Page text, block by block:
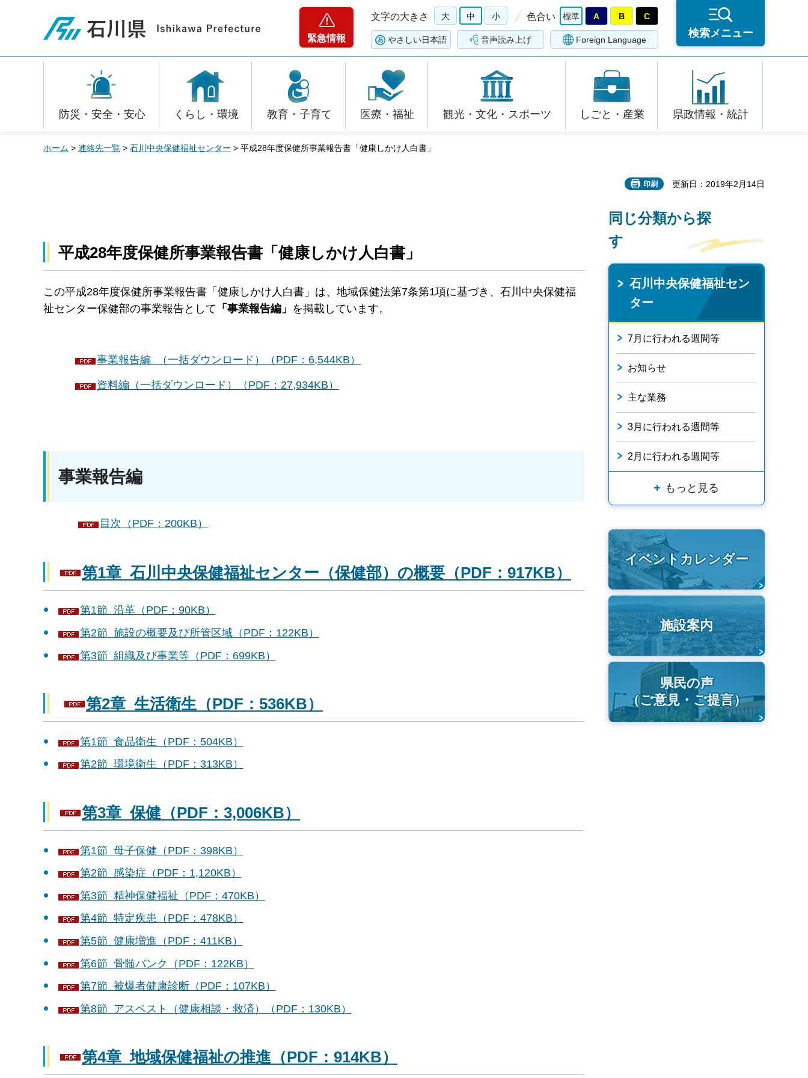
石川県
緊急情報
文字の大きさ 大 中 小 色合い 標準 A B C
やさしい日本語 音声読み上げ Foreign Language
検索メニュー
防災・安全・安心 くらし・環境 教育・子育て 医療・福祉 観光・文化・スポーツ しごと・産業 県政情報・統計
ホーム > 連絡先一覧 > 石川中央保健福祉センター > 平成28年度保健所事業報告書「健康しかけ人白書」
印刷 更新日：2019年2月14日
平成28年度保健所事業報告書「健康しかけ人白書」
この平成28年度保健所事業報告書「健康しかけ人白書」は、地域保健法第7条第1項に基づき、石川中央保健福
祉センター保健部の事業報告として 「事業報告編」 を掲載しています。
事業報告編 （一括ダウンロード）（PDF：6,544KB）
資料編（一括ダウンロード）（PDF：27,934KB）
事業報告編
目次（PDF：200KB）
第1章 石川中央保健福祉センター（保健部）の概要（PDF：917KB）
第1節 沿革（PDF：90KB）
第2節 施設の概要及び所管区域（PDF：122KB）
第3節 組織及び事業等（PDF：699KB）
第2章 生活衛生（PDF：536KB）
第1節 食品衛生（PDF：504KB）
第2節 環境衛生（PDF：313KB）
第3章 保健（PDF：3,006KB）
第1節 母子保健（PDF：398KB）
第2節 感染症（PDF：1,120KB）
第3節 精神保健福祉（PDF：470KB）
第4節 特定疾患（PDF：478KB）
第5節 健康増進（PDF：411KB）
第6節 骨髄バンク（PDF：122KB）
第7節 被爆者健康診断（PDF：107KB）
第8節 アスベスト（健康相談・救済）（PDF：130KB）
第4章 地域保健福祉の推進（PDF：914KB）
同じ分類から探
す
石川中央保健福祉セン
ター
7月に行われる週間等
お知らせ
主な業務
3月に行われる週間等
2月に行われる週間等
もっと見る
イベントカレンダー
施設案内
県民の声
（ご意見・ご提言）